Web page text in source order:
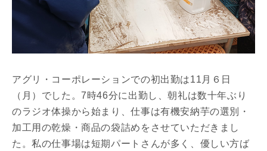
アグリ・コーポレーションでの初出勤は11月６日
（月）でした。7時46分に出勤し、朝礼は数十年ぶり
のラジオ体操から始まり、仕事は有機安納芋の選別・
加工用の乾燥・商品の袋詰めをさせていただきまし
た。私の仕事場は短期パートさんが多く、優しい方ば